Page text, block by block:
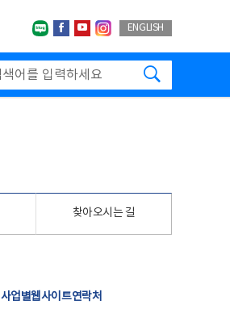
네이버블로그
페이스북
유투브인스타그랩
ENGLISH
찾아오시는 길
사업별웹사이트연락처